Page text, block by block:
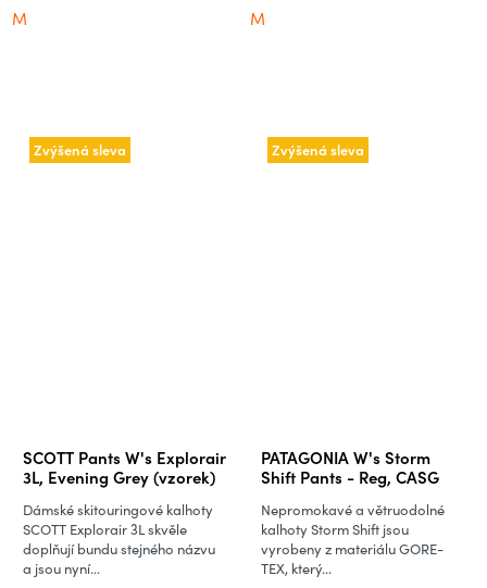
M M
Zvýšená sleva
SCOTT Pants W's Explorair
3L, Evening Grey (vzorek)
Dámské skitouringové kalhoty
SCOTT Explorair 3L skvěle
doplňují bundu stejného názvu
a jsou nyní...
Zvýšená sleva
PATAGONIA W's Storm
Shift Pants - Reg, CASG
Nepromokavé a větruodolné
kalhoty Storm Shift jsou
vyrobeny z materiálu GORE-
TEX, který...